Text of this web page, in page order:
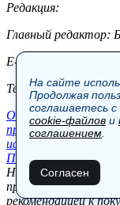
Редакция:
Главный редактор:
E-mail:
Тел.: +7 (921) 720-
Общество
проекте Шоу-бизнес
использования
Пользовательское
Новости,
представленные на
рекомендацией к
На сайте
Продолжая
соглашаетесь с
cookie-файлов и
соглашением
Согласен